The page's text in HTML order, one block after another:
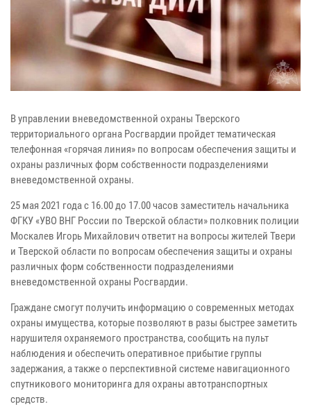
В управлении вневедомственной охраны Тверского
территориального органа Росгвардии пройдет тематическая
телефонная «горячая линия» по вопросам обеспечения защиты и
охраны различных форм собственности подразделениями
вневедомственной охраны.
25 мая 2021 года с 16.00 до 17.00 часов заместитель начальника
ФГКУ «УВО ВНГ России по Тверской области» полковник полиции
Москалев Игорь Михайлович ответит на вопросы жителей Твери
и Тверской области по вопросам обеспечения защиты и охраны
различных форм собственности подразделениями
вневедомственной охраны Росгвардии.
Граждане смогут получить информацию о современных методах
охраны имущества, которые позволяют в разы быстрее заметить
нарушителя охраняемого пространства, сообщить на пульт
наблюдения и обеспечить оперативное прибытие группы
задержания, а также о перспективной системе навигационного
спутникового мониторинга для охраны автотранспортных
средств.